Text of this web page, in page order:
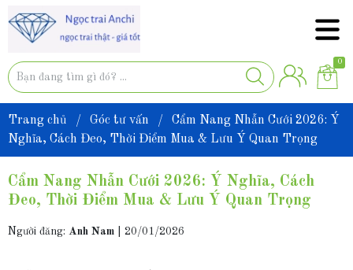
0
Trang chủ / Góc tư vấn /
Cẩm Nang Nhẫn Cưới 2026: Ý
Nghĩa, Cách Đeo, Thời Điểm Mua & Lưu Ý Quan Trọng
Cẩm Nang Nhẫn Cưới 2026: Ý Nghĩa, Cách
Đeo, Thời Điểm Mua & Lưu Ý Quan Trọng
Người đăng: Anh Nam 20/01/2026